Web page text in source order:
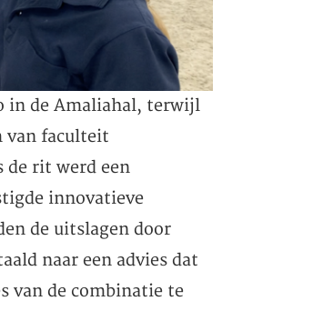
in de Amaliahal, terwijl
van faculteit
de rit werd een
innovatieve
de uitslagen door
naar een advies dat
van de combinatie te